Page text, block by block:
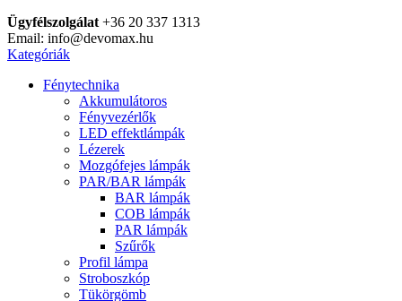
Ügyfélszolgálat +36 20 337 1313
Email: info@devomax.hu
Kategóriák
Fénytechnika
Akkumulátoros
Fényvezérlők
LED effektlámpák
Lézerek
Mozgófejes lámpák
PAR/BAR lámpák
BAR lámpák
COB lámpák
PAR lámpák
Szűrők
Profil lámpa
Stroboszkóp
Tükörgömb